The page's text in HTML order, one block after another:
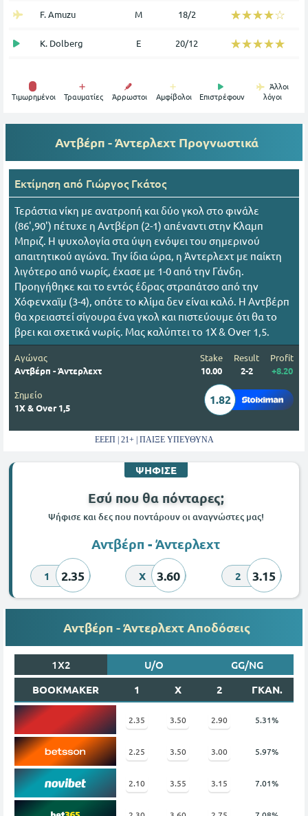
F. Amuzu Μ 18/2 ☆☆☆☆☆
★★★★★
K. Dolberg Ε 20/12 ☆☆☆☆☆
★★★★★
Tιμωρημένοι Τραυματίες Άρρωστοι Αμφίβολοι Επιστρέφουν
Άλλοι
λόγοι
Αντβέρπ - Άντερλεχτ Προγνωστικά
Εκτίμηση από Γιώργος Γκάτος
Τεράστια νίκη με ανατροπή και δύο γκολ στο φινάλε
(86',90') πέτυχε η Αντβέρπ (2-1) απέναντι στην Κλαμπ
Μπριζ. Η ψυχολογία στα ύψη ενόψει του σημερινού
απαιτητικού αγώνα. Την ίδια ώρα, η Άντερλεχτ με παίκτη
λιγότερο από νωρίς, έχασε με 1-0 από την Γάνδη.
Προηγήθηκε και το εντός έδρας στραπάτσο από την
Χόφενχαϊμ (3-4), οπότε το κλίμα δεν είναι καλό. Η Αντβέρπ
θα χρειαστεί σίγουρα ένα γκολ και πιστεύουμε ότι θα το
βρει και σχετικά νωρίς. Μας καλύπτει το 1Χ & Over 1,5.
Αγώνας
Αντβέρπ - Άντερλεχτ
Stake
10.00
Result
2-2
Profit
+8.20
Σημείο
1Χ & Over 1,5
1.82
ΕΕΕΠ | 21+ | ΠΑΙΞΕ ΥΠΕΥΘΥΝΑ
ΨΗΦΙΣΕ
Εσύ που θα πόνταρες;
Ψήφισε και δες που ποντάρουν οι αναγνώστες μας!
Αντβέρπ - Άντερλεχτ
1 2.35 X 3.60 2 3.15
Αντβέρπ - Άντερλεχτ Αποδόσεις
1X2 U/O
GG/NG
BOOKMAKER
1 X 2 ΓΚΑΝ.
2.35 3.50 2.90 5.31%
2.25 3.50 3.00 5.97%
2.10 3.55 3.15 7.01%